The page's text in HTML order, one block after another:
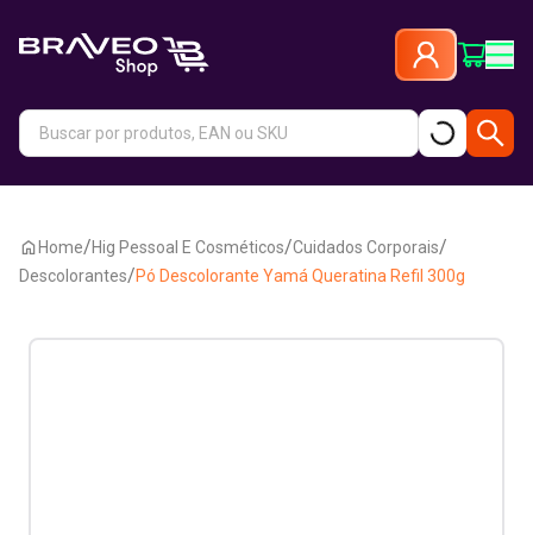
Home/Hig Pessoal E Cosméticos/Cuidados Corporais/
Descolorantes/Pó Descolorante Yamá Queratina Refil 300g